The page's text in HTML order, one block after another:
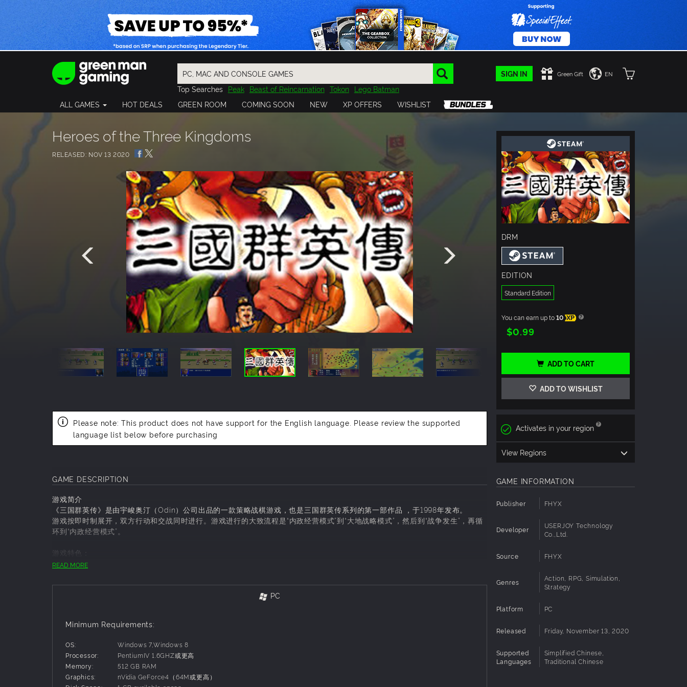
SIGN IN Green Gift EN
Top Searches Peak Beast of Reincarnation Tokon Lego Batman
Final Fantasy
Resident Evil Cossacks 3 Outlast
Cuphead
Pragmata
ALL GAMES HOT DEALS GREEN ROOM COMING SOON NEW XP OFFERS WISHLIST
Heroes of the Three Kingdoms
RELEASED: NOV 13 2020
Please note:This product does not have support for the English language. Please review the supported
language list below before purchasing
GAME DESCRIPTION
游戏简介
《三国群英传》是由宇峻奥汀（Odin）公司出品的一款策略战棋游戏，也是三国群英传系列的第一部作品 ，于1998年发布。
游戏按即时制展开，双方行动和交战同时进行。游戏进行的大致流程是“内政经营模式”到“大地战略模式”，然后到“战争发生”，再循
环到“内政经营模式”。
游戏特色：
搜索地图，开发人口
一定程度，可以达到10个以上。每年年初发钱，也可以从别的城市调兵来。人口多，金钱多，兵就多。
武将战斗后需要在城里休息才能回复体力和技力。而派遣智力较高的文将当做太守时，武将的回复速度会更快。
兵种相克，权谋为上
游戏内设有多种兵种，且兵种互相制约。
READ MORE
PC
Minimum Requirements:
OS:
Windows 7,Windows 8
Processor:
PentiumIV 1.6GHZ或更高
Memory:
512 GB RAM
Graphics:
nVidia GeForce4（64M或更高）
DRM
EDITION
Standard Edition
You can earn up to10 XP
$0.99
ADD TO CART
ADD TO WISHLIST
Activates in your region
View Regions
GAME INFORMATION
Publisher FHYX
Developer
USERJOY Technology
Co.,Ltd.
Source FHYX
Genres
Action, RPG, Simulation,
Strategy
Platform PC
Released Friday, November 13, 2020
Supported
Languages
Simplified Chinese,
Traditional Chinese